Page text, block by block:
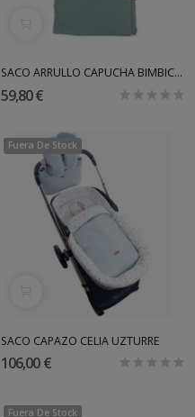
SACO ARRULLO CAPUCHA BIMBICASUAL
59,80 €
Fuera De Stock
SACO CAPAZO CELIA UZTURRE
106,00 €
Fuera De Stock